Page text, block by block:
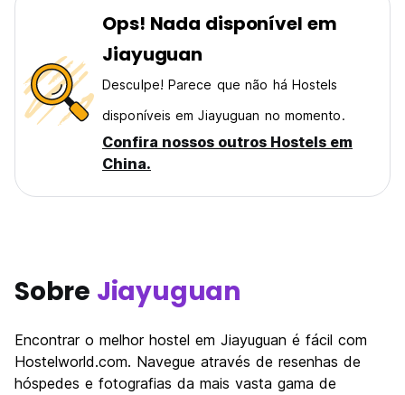
Ops! Nada disponível em
Jiayuguan
Desculpe! Parece que não há Hostels
disponíveis em Jiayuguan no momento.
Confira nossos outros Hostels em
China.
Sobre Jiayuguan
Encontrar o melhor hostel em Jiayuguan é fácil com
Hostelworld.com. Navegue através de resenhas de
hóspedes e fotografias da mais vasta gama de